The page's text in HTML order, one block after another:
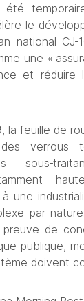
été
le
national
une «
et réduire
la feuille de
verrous
une
par
preuve de
publique,
doivent